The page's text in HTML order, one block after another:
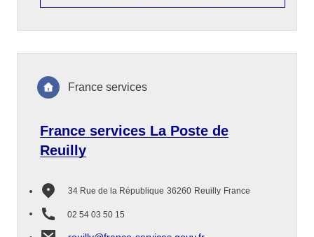
France services La Poste de
Reuilly
34 Rue de la République 36260 Reuilly France
02 54 03 50 15
France services